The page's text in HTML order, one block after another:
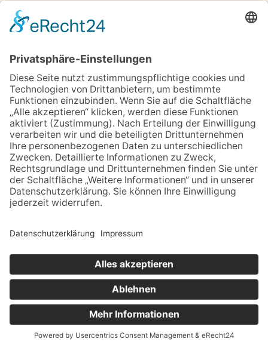
Kreis Steinfurt
Jahrbuch für den Kreis Steinfurt
X6-6R28
Druckhaus Cramer, Greven
978-3-926619-96-9
5,00€
© Stadtmuseum Ibbenbüren –Impressum–
Datenschutz